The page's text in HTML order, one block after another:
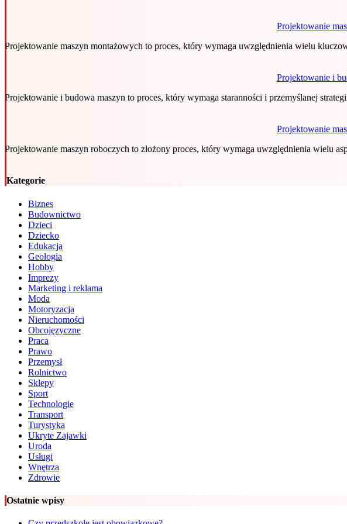
Projektowanie
Projektowanie maszyn montażowych to proces, który wymaga uwzględnienia wielu
Projektowanie i
Projektowanie i budowa maszyn to proces, który wymaga staranności i przemyślanej
Projektowanie
Projektowanie maszyn roboczych to złożony proces, który wymaga uwzględnienia wielu
Kategorie
Biznes
Budownictwo
Dzieci
Dziecko
Edukacja
Geologia
Hobby
Imprezy
Marketing i reklama
Moda
Motoryzacja
Nieruchomości
Obcojęzyczne
Praca
Prawo
Przemysł
Rolnictwo
Sklepy
Sport
Technologie
Transport
Turystyka
Ukryte Zajawki
Uroda
Usługi
Wnętrza
Zdrowie
Ostatnie wpisy